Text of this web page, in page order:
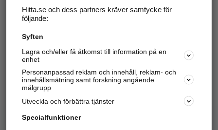
Hitta.se - Gratis nummerupplysning.
Sök företag, personer och platser.
Hitta telefonnummer, adresser, företagsinfo mm.
Marknadsför företaget
Hitta.se och dess partners kräver samtycke för
följande:
Syften
Lagra och/eller få åtkomst till information på en
enhet
Personanpassad reklam och innehåll, reklam- och
innehållsmätning samt forskning angående
målgrupp
Utveckla och förbättra tjänster
Specialfunktioner